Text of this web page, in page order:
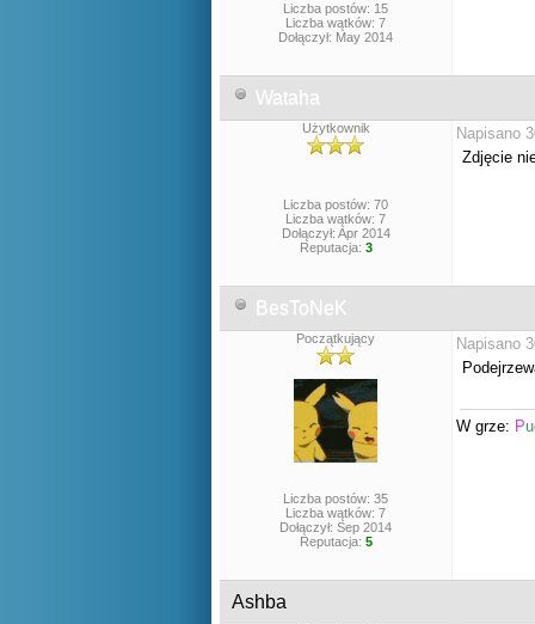
Liczba postów: 15
Liczba wątków: 7
Dołączył: May 2014
Wataha
Użytkownik
Liczba postów: 70
Liczba wątków: 7
Dołączył: Apr 2014
Reputacja: 3
Napisano
Zdjęcie
BesToNeK
Początkujący
Liczba postów: 35
Liczba wątków: 7
Dołączył: Sep 2014
Reputacja: 5
Napisano
W grze: Pu
Ashba